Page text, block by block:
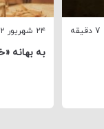
7 دقیقه ۲۴ شهریور ۱۴۰۲
به بهانه